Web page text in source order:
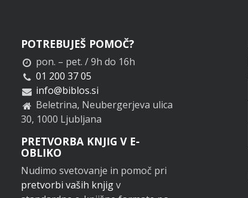
POTREBUJEŠ POMOČ?
pon. – pet. / 9h do 16h
01 200 37 05
info@biblos.si
Beletrina, Neubergerjeva ulica
30, 1000 Ljubljana
PRETVORBA KNJIG V E-
OBLIKO
Nudimo svetovanje in pomoč pri
pretvorbi vaših knjigv